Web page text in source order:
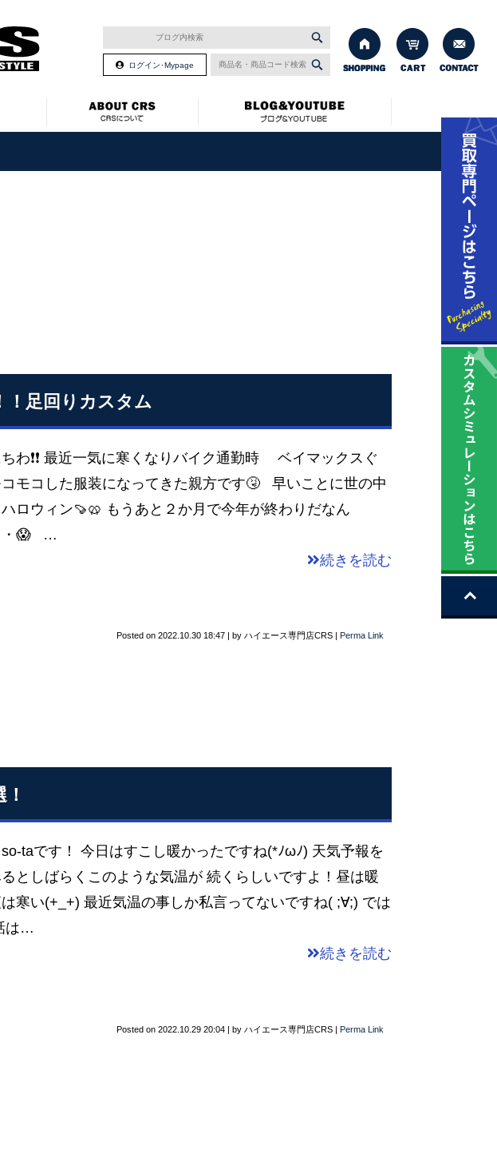
ログイン･Mypage
！足回りカスタム
わ❗❗ 最近一気に寒くなりバイク通勤時 ベイマックスぐ
コモコした服装になってきた親方です🤧 早いことに世の中
ロウィン🍠🥨 もうあと２か月で今年が終わりだなん
・😱 …
続きを読む
Posted on 2022.10.30 18:47 by ハイエース専門店CRS Perma Link
taです！ 今日はすこし暖かったですね(*ﾉωﾉ) 天気予報を
としばらくこのような気温が 続くらしいですよ！昼は暖
寒い(+_+) 最近気温の事しか私言ってないですね( ;∀;) では
は…
続きを読む
Posted on 2022.10.29 20:04 | by ハイエース専門店CRS | Perma Link